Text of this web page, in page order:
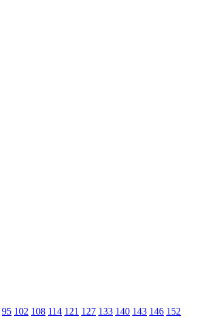
95 102 108 114 121 127 133 140 143 146 152